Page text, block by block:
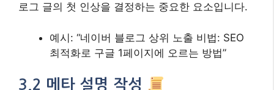
로그 글의 첫 인상을 결정하는 중요한 요소입니다.
예시: “네이버 블로그 상위 노출 비법: SEO
최적화로 구글 1페이지에 오르는 방법”
3.2 메타 설명 작성